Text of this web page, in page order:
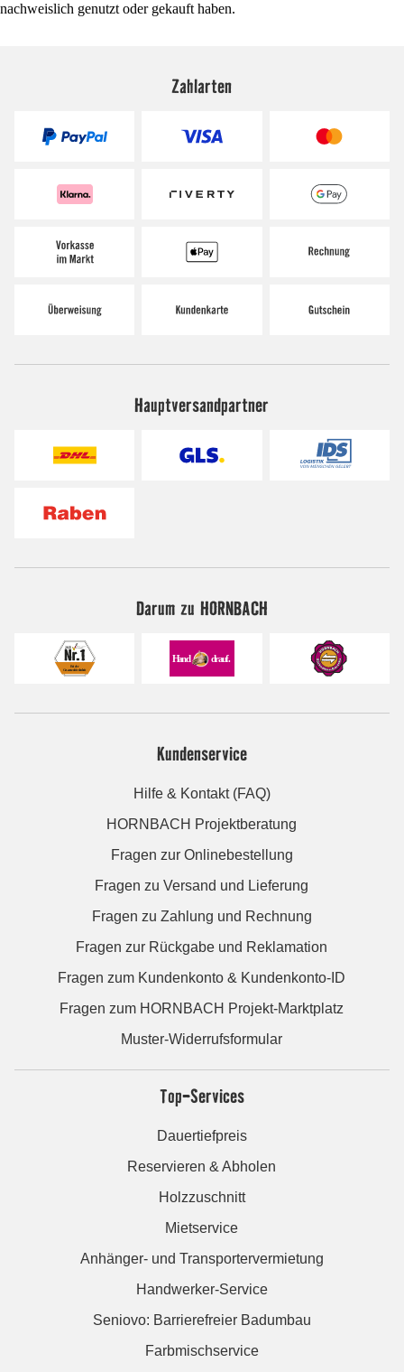
nachweislich genutzt oder gekauft haben.
Zahlarten
Hauptversandpartner
Darum zu HORNBACH
Kundenservice
Hilfe & Kontakt (FAQ)
HORNBACH Projektberatung
Fragen zur Onlinebestellung
Fragen zu Versand und Lieferung
Fragen zu Zahlung und Rechnung
Fragen zur Rückgabe und Reklamation
Fragen zum Kundenkonto & Kundenkonto-ID
Fragen zum HORNBACH Projekt-Marktplatz
Muster-Widerrufsformular
Top-Services
Dauertiefpreis
Reservieren & Abholen
Holzzuschnitt
Mietservice
Anhänger- und Transportervermietung
Handwerker-Service
Seniovo: Barrierefreier Badumbau
Farbmischservice